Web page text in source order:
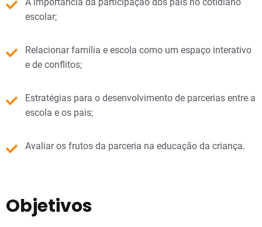
escolar;
Relacionar família e escola como um espaço interativo
e de conflitos;
Estratégias para o desenvolvimento de parcerias entre a
escola e os pais;
Avaliar os frutos da parceria na educação da criança.
Objetivos